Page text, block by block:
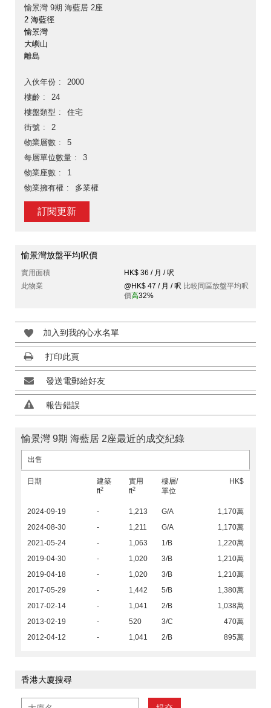
愉景灣 9期 海藍居 2座
2 海藍徑
愉景灣
大嶼山
離島
入伙年份
2000
樓齡
24
樓盤類型
住宅
街號
2
物業層數
5
每層單位數量
3
物業座數
1
物業擁有權
多業權
訂閱更新
愉景灣放盤平均呎價
實用面積
HK$ 36 / 月 / 呎
此物業
@HK$ 47 / 月 / 呎 比較同區放盤平均呎
價高32%
加入到我的心水名單
打印此頁
發送電郵給好友
報告錯誤
愉景灣 9期 海藍居 2座最近的成交紀錄
出售
日期
建築
ft2
實用
ft2
樓層/
單位
HK$
2024-09-19 - 1,213 G/A
1,170萬
2024-08-30
- 1,211 G/A
1,170萬
2021-05-24
- 1,063 1/B
1,220萬
2019-04-30
- 1,020 3/B
1,210萬
2019-04-18
- 1,020 3/B
1,210萬
2017-05-29
- 1,442 5/B
1,380萬
2017-02-14
- 1,041 2/B
1,038萬
2013-02-19
- 520 3/C
470萬
2012-04-12
- 1,041 2/B 895萬
香港大廈搜尋